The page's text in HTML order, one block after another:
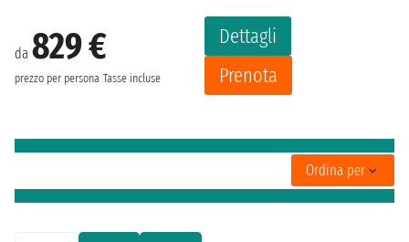
da 829 €
prezzo per persona Tasse incluse
Dettagli
Prenota
Ordina per